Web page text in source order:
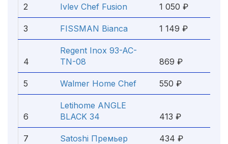
2 Ivlev Chef Fusion 1 050 ₽
3 FISSMAN Bianca 1 149 ₽
4
Regent Inox 93-AC-
TN-08
869 ₽
5 Walmer Home Chef 550 ₽
6
Letihome ANGLE
BLACK 34
413 ₽
7 Satoshi Премьер 434 ₽